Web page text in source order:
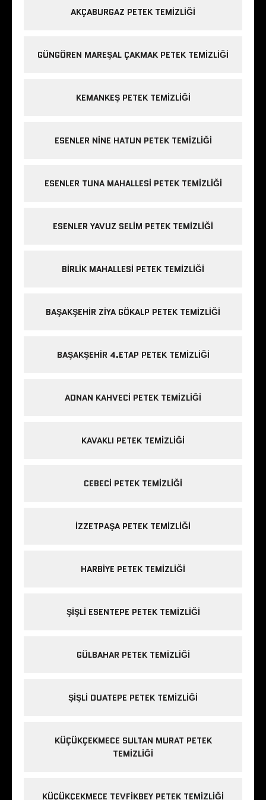
AKÇABURGAZ PETEK TEMIZLIĞI
GÜNGÖREN MAREŞAL ÇAKMAK PETEK TEMIZLIĞI
KEMANKEŞ PETEK TEMIZLIĞI
ESENLER NINE HATUN PETEK TEMIZLIĞI
ESENLER TUNA MAHALLESI PETEK TEMIZLIĞI
ESENLER YAVUZ SELIM PETEK TEMIZLIĞI
BIRLIK MAHALLESI PETEK TEMIZLIĞI
BAŞAKŞEHIR ZIYA GÖKALP PETEK TEMIZLIĞI
BAŞAKŞEHIR 4.ETAP PETEK TEMIZLIĞI
ADNAN KAHVECI PETEK TEMIZLIĞI
KAVAKLI PETEK TEMIZLIĞI
CEBECI PETEK TEMIZLIĞI
IZZETPAŞA PETEK TEMIZLIĞI
HARBIYE PETEK TEMIZLIĞI
ŞIŞLI ESENTEPE PETEK TEMIZLIĞI
GÜLBAHAR PETEK TEMIZLIĞI
ŞIŞLI DUATEPE PETEK TEMIZLIĞI
KÜÇÜKÇEKMECE SULTAN MURAT PETEK
TEMIZLIĞI
KÜÇÜKÇEKMECE TEVFIKBEY PETEK TEMIZLIĞI